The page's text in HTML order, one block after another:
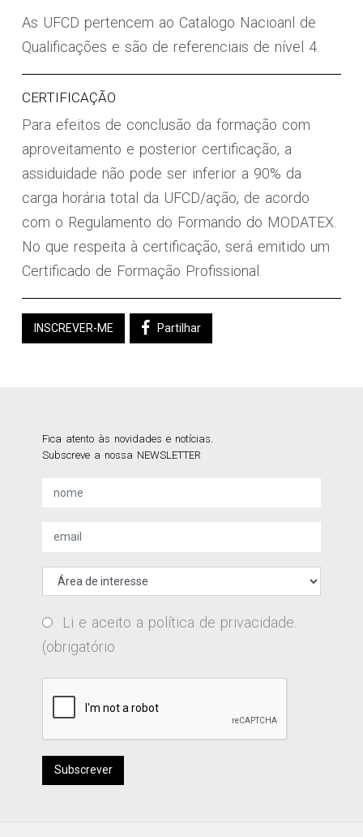
As UFCD pertencem ao Catalogo Nacioanl de
Qualificações e são de referenciais de nível 4.
CERTIFICAÇÃO
Para efeitos de conclusão da formação com
aproveitamento e posterior certificação, a
assiduidade não pode ser inferior a 90% da
carga horária total da UFCD/ação, de acordo
com o Regulamento do Formando do MODATEX.
No que respeita à certificação, será emitido um
Certificado de Formação Profissional.
INSCREVER-ME Partilhar
Fica atento às novidades e notícias.
Subscreve a nossa NEWSLETTER
Li e aceito a política de privacidade
(obrigatório
Subscrever